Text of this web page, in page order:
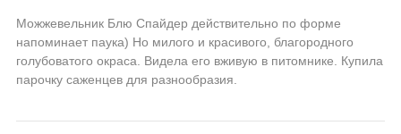
Можжевельник Блю Спайдер действительно по форме
напоминает паука) Но милого и красивого, благородного
голубоватого окраса. Видела его вживую в питомнике. Купила
парочку саженцев для разнообразия.